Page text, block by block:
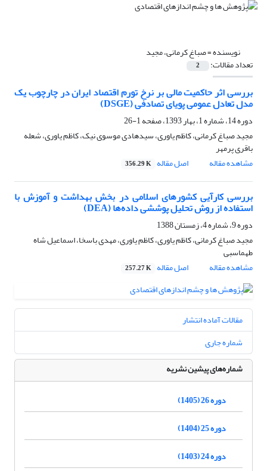
نویسنده =صباغ کرمانی، مجید
تعداد مقالات: 2
بررسی اثر حاکمیت مالی بر نرخ تورم اقتصاد ایران در چارچوب یک
مدل تعادل عمومی پویای تصادفی (DSGE)
دوره 14، شماره 1، بهار 1393، صفحه
1-26
مجید صباغ کرمانی، کاظم یاوری، سیدهادی موسوی نیک، کاظم یاوری، شعله
باقری پرمهر
مشاهده مقاله
اصل مقاله 356.29 K
بررسی کارآیی کشورهای اسلامی در بخش بهداشت و آموزش با
استفاده از روش تحلیل پوششی داده‌ها (DEA)
دوره 9، شماره 4، زمستان 1388
مجید صباغ کرمانی، کاظم یاوری، کاظم یاوری، مهدی باسخا، اسماعیل شاه
طهماسبی
مشاهده مقاله
اصل مقاله 257.27 K
مقالات آماده انتشار
شماره جاری
شماره‌های پیشین نشریه
دوره 26 (1405)
دوره 25 (1404)
دوره 24 (1403)